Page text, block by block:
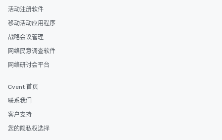
活动注册软件
移动活动应用程序
战略会议管理
网络民意调查软件
网络研讨会平台
Cvent 首页
联系我们
客户支持
您的隐私权选择